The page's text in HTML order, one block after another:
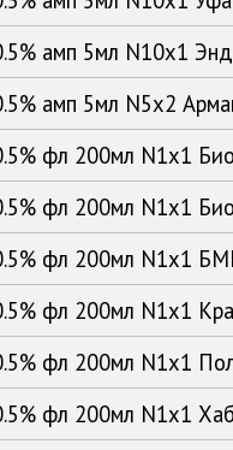
амп 5мл N10x1
амп 5мл N5x2
фл 200мл N1x1
фл 200мл N1x1
фл 200мл N1x1
фл 200мл N1x1
фл 200мл N1x1
фл 200мл N1x1